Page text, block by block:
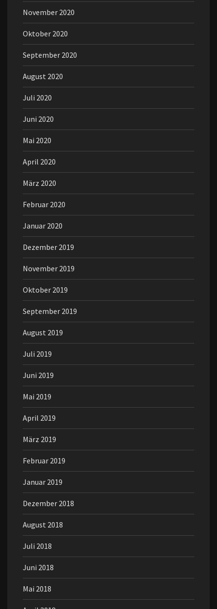
November 2020
Oktober 2020
September 2020
August 2020
Juli 2020
Juni 2020
Mai 2020
April 2020
März 2020
Februar 2020
Januar 2020
Dezember 2019
November 2019
Oktober 2019
September 2019
August 2019
Juli 2019
Juni 2019
Mai 2019
April 2019
März 2019
Februar 2019
Januar 2019
Dezember 2018
August 2018
Juli 2018
Juni 2018
Mai 2018